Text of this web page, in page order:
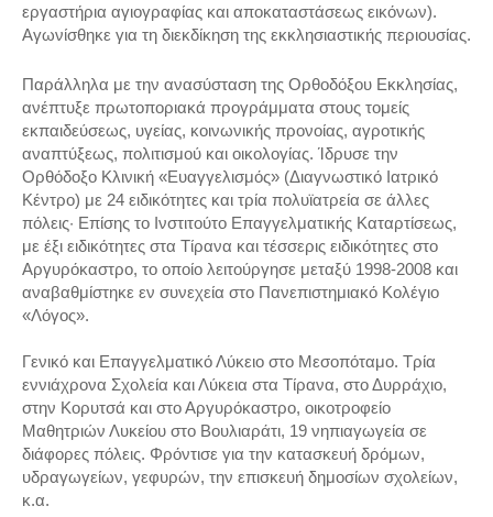
εργαστήρια αγιογραφίας και αποκαταστάσεως εικόνων).
Αγωνίσθηκε για τη διεκδίκηση της εκκλησιαστικής περιουσίας.
Παράλληλα με την ανασύσταση της Ορθοδόξου Εκκλησίας,
ανέπτυξε πρωτοποριακά προγράμματα στους τομείς
εκπαιδεύσεως, υγείας, κοινωνικής προνοίας, αγροτικής
αναπτύξεως, πολιτισμού και οικολογίας. Ίδρυσε την
Ορθόδοξο Κλινική «Ευαγγελισμός» (Διαγνωστικό Ιατρικό
Κέντρο) με 24 ειδικότητες και τρία πολυϊατρεία σε άλλες
πόλεις· Επίσης το Ινστιτούτο Επαγγελματικής Καταρτίσεως,
με έξι ειδικότητες στα Tίρανα και τέσσερις ειδικότητες στο
Αργυρόκαστρο, το οποίο λειτούργησε μεταξύ 1998-2008 και
αναβαθμίστηκε εν συνεχεία στο Πανεπιστημιακό Κολέγιο
«Λόγος».
Γενικό και Επαγγελματικό Λύκειο στο Μεσοπόταμο. Τρία
εννιάχρονα Σχολεία και Λύκεια στα Τίρανα, στο Δυρράχιο,
στην Κορυτσά και στο Αργυρόκαστρο, οικοτροφείο
Μαθητριών Λυκείου στο Βουλιαράτι, 19 νηπιαγωγεία σε
διάφορες πόλεις. Φρόντισε για την κατασκευή δρόμων,
υδραγωγείων, γεφυρών, την επισκευή δημοσίων σχολείων,
κ.α.